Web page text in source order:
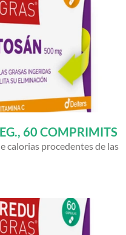
60 COMPRIMITS
calorias procedentes de las